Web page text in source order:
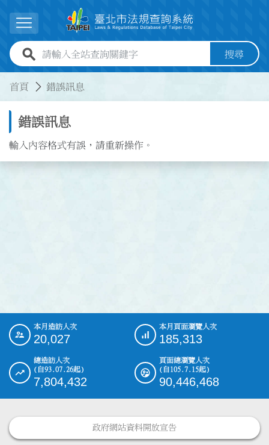
展開選單
全站查詢關鍵字欄位 搜尋
首頁 錯誤訊息
錯誤訊息
輸入內容格式有誤，請重新操作。
::: 本月造訪人次
20,027
本月頁面瀏覽人次
185,313
總造訪人次
(自93.07.26起)
7,804,432
頁面總瀏覽人次
(自105.7.15起)
90,446,468
政府網站資料開放宣告